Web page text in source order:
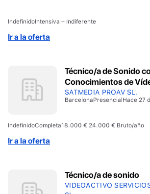
IndefinidoIntensiva – Indiferente
Ir a la oferta
Técnico/a de Sonido
Conocimientos de
SATMEDIA PROAV SL.
BarcelonaPresencialHace 27 d
IndefinidoCompleta18.000 € 24.000 € Bruto/año
Ir a la oferta
Técnico/a de sonido
VIDEOACTIVO